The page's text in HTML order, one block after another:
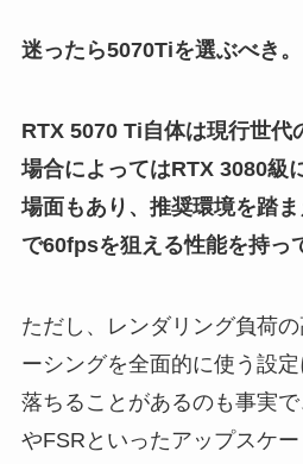
迷ったら5070Tiを選ぶべき。
RTX 5070 Ti自体は現行世代
場合によってはRTX 3080級
場面もあり、推奨環境を踏
で60fpsを狙える性能を持っ
ただし、レンダリング負荷
ーシングを全面的に使う設
落ちることがあるのも事実
やFSRといったアップスケ